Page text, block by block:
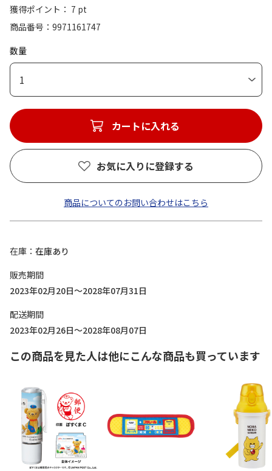
獲得ポイント： 7 pt
商品番号
9971161747
数量
1
カートに入れる
お気に入りに登録する
商品についてのお問い合わせはこちら
在庫
在庫あり
販売期間
2023年02月20日～2028年07月31日
配送期間
2023年02月26日～2028年08月07日
この商品を見た人は他にこんな商品も買っています